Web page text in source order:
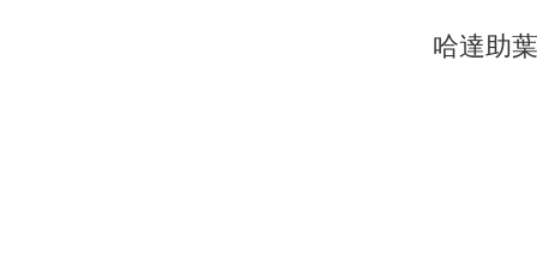
哈達助葉